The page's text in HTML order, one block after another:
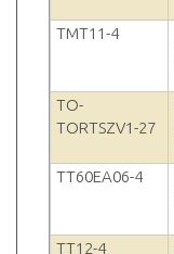
TMT11-4
TO-
TORTSZV1-27
TT60EA06-4
TT12-4